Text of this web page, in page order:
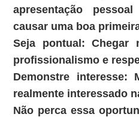
apresentação
causar uma boa
Seja pontual: Chegar
profissionalismo e
Demonstre interesse:
realmente interessado
Não perca essa